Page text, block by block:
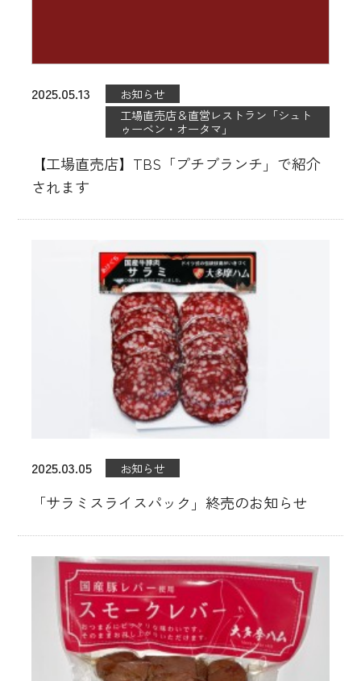
2025.05.13
お知らせ
工場直売店＆直営レストラン「シュト
ゥーベン・オータマ」
【工場直売店】TBS「プチブランチ」で紹介
されます
2025.03.05 お知らせ
「サラミスライスパック」終売のお知らせ